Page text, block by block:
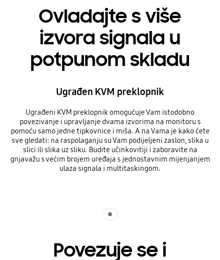
Ovladajte s više
izvora signala u
potpunom skladu
Ugrađen KVM preklopnik
Ugrađeni KVM preklopnik omogućuje Vam istodobno
povezivanje i upravljanje dvama izvorima na monitoru s
pomoću samo jedne tipkovnice i miša. A na Vama je kako ćete
sve gledati: na raspolaganju su Vam podijeljeni zaslon, slika u
slici ili slika uz sliku. Budite učinkovitiji i zaboravite na
gnjavažu s većim brojem uređaja s jednostavnim mijenjanjem
ulaza signala i multitaskingom.
Povezuje se i